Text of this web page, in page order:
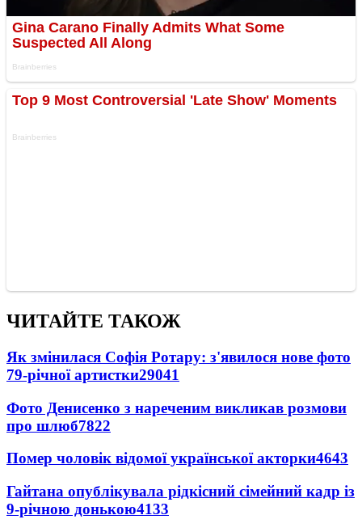
ЧИТАЙТЕ ТАКОЖ
Як змінилася Софія Ротару: з'явилося нове фото
79-річної артистки29041
Фото Денисенко з нареченим викликав розмови
про шлюб7822
Помер чоловік відомої української акторки4643
Гайтана опублікувала рідкісний сімейний кадр із
9-річною донькою4133